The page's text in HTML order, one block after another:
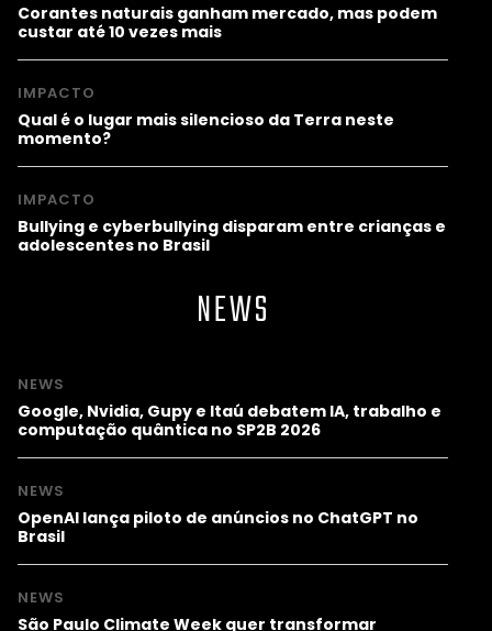
Corantes naturais ganham mercado, mas podem
custar até 10 vezes mais
IMPACTO
Qual é o lugar mais silencioso da Terra neste
momento?
IMPACTO
Bullying e cyberbullying disparam entre crianças e
adolescentes no Brasil
NEWS
NEWS
Google, Nvidia, Gupy e Itaú debatem IA, trabalho e
computação quântica no SP2B 2026
NEWS
OpenAI lança piloto de anúncios no ChatGPT no
Brasil
NEWS
São Paulo Climate Week quer transformar